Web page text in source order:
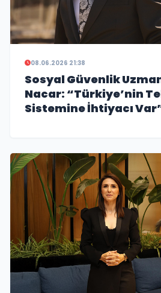
08.06.2026 21:38
Sosyal Güvenlik
Nacar: “Türkiye’nin
Sistemine İhtiyacı